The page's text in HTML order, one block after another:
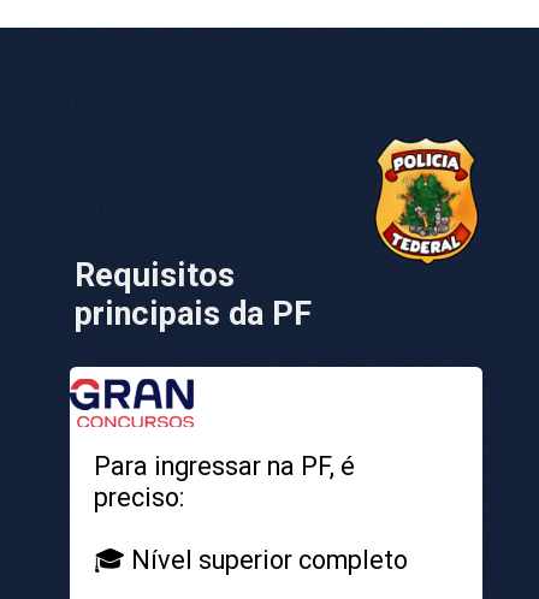
Requisitos
principais da PF
Para ingressar na PF, é
preciso:
🎓 Nível superior completo